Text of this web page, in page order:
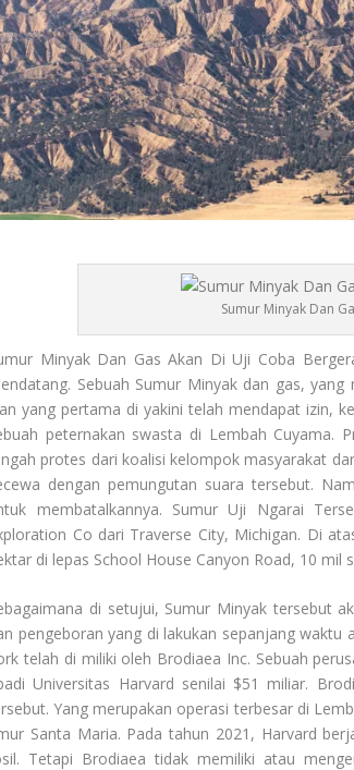
Sumur Minyak Dan
MinyakDan Gas Akan Di Uji Coba
Sebuah Sumur Minyak dan gas, yang
yang pertama di yakini telah mendapat izin,
peternakan swasta di Lembah Cuyama.
protes dari koalisi kelompok masyarakat
dengan pemungutan suara tersebut.
membatalkannya. Sumur Uji Ngarai
Co dari Traverse City, Michigan. Di
di lepas School House Canyon Road, 10 mil
di setujui, Sumur Minyak tersebut
pengeboran yang di lakukan sepanjang
telah di miliki oleh Brodiaea Inc. Sebuah
Universitas Harvard senilai $51 miliar.
Yang merupakan operasi terbesar di
Santa Maria. Pada tahun 2021, Harvard
Tetapi Brodiaea tidak memiliki atau